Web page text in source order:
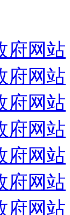
府网站
府网站
府网站
府网站
府网站
府网站
府网站